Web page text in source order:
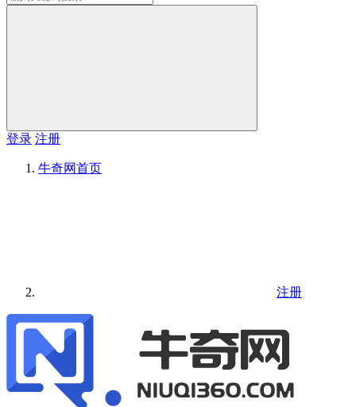
登录 注册
牛奇网首页
注册